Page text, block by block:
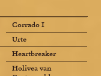
Corrado I
Urte
Heartbreaker
Holivea van